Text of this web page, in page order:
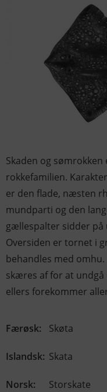
Skaden og
rokkefamilien.
er den flade, næsten
mundparti og den
gællespalter sidder på
Oversiden er tornet i
behandles med
skæres af for at
ellers forekommer
Færøsk: Skøta
Islandsk: Skata
Norsk: Storskate